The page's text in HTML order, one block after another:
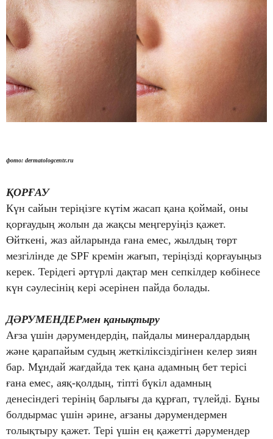
фото: dermatologcentr.ru
ҚОРҒАУ
Күн сайын теріңізге күтім жасап қана қоймай, оны
қорғаудың жолын да жақсы меңгеруіңіз қажет.
Өйткені, жаз айларында ғана емес, жылдың төрт
мезгілінде де SPF кремін жағып, теріңізді қорғауыңыз
керек. Терідегі әртүрлі дақтар мен сепкілдер көбінесе
күн сәулесінің кері әсерінен пайда болады.
ДӘРУМЕНДЕРмен қанықтыру
Ағза үшін дәрумендердің, пайдалы минералдардың
және қарапайым судың жеткіліксіздігінен келер зиян
бар. Мұндай жағдайда тек қана адамның бет терісі
ғана емес, аяқ-қолдың, тіпті бүкіл адамның
денесіндегі терінің барлығы да құрғап, түлейді. Бұны
болдырмас үшін әрине, ағзаны дәрумендермен
толықтыру қажет. Тері үшін ең қажетті дәрумендер